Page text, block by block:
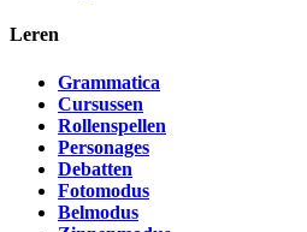
Leren
Grammatica
Cursussen
Rollenspellen
Personages
Debatten
Fotomodus
Belmodus